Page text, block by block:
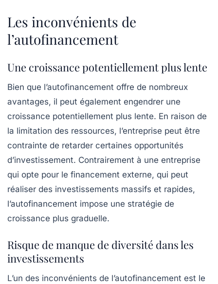
Les inconvénients de
l’autofinancement
Une croissance potentiellement plus lente
Bien que l’autofinancement offre de nombreux
avantages, il peut également engendrer une
croissance potentiellement plus lente. En raison de
la limitation des ressources, l’entreprise peut être
contrainte de retarder certaines opportunités
d’investissement. Contrairement à une entreprise
qui opte pour le financement externe, qui peut
réaliser des investissements massifs et rapides,
l’autofinancement impose une stratégie de
croissance plus graduelle.
Risque de manque de diversité dans les
investissements
L’un des inconvénients de l’autofinancement est le